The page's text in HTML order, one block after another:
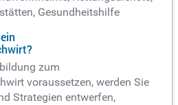
Gesundheitshilfe
zum
voraussetzen, werden Sie
Strategien entwerfen,